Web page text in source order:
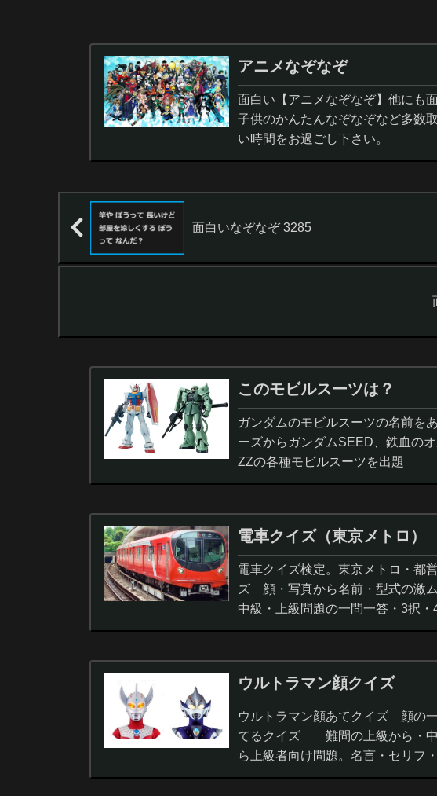
アニメなぞなぞ
面白い【アニメなぞなぞ】他にも
子供のかんたんなぞなぞなど多数
い時間をお過ごし下さい。
面白いなぞなぞ 3285
このモビルスーツは？
ガンダムのモビルスーツの名前を
ーズからガンダムSEED、鉄血の
ZZの各種モビルスーツを出題
電車クイズ（東京メトロ）
電車クイズ検定。東京メトロ・都
ズ 顔・写真から名前・型式の激
中級・上級問題の一問一答・3択・
ウルトラマン顔クイズ
ウルトラマン顔あてクイズ 顔の
てるクイズ 難問の上級から・中
ら上級者向け問題。名言・セリフ
択問題まで。